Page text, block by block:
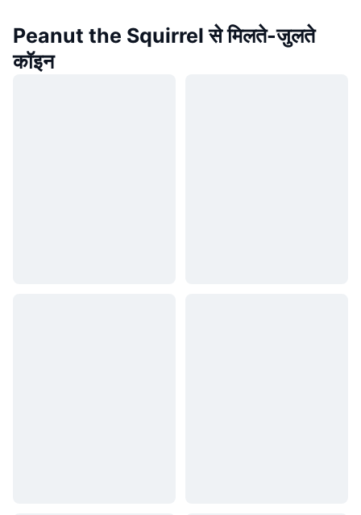
Peanut the Squirrel से मिलते-जुलते
कॉइन